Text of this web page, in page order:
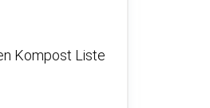
Kompost Liste